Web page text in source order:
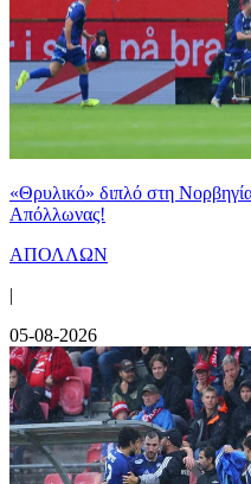
«Θρυλικό» διπλό στη
Απόλλωνας!
ΑΠΟΛΛΩΝ
|
05-08-2026